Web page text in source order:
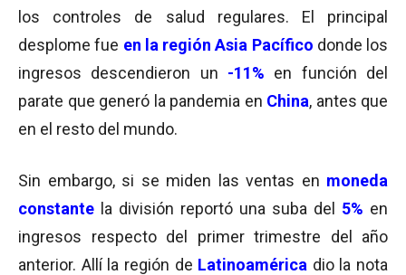
los controles de salud regulares. El principal
desplome fue en la región Asia Pacífico donde los
ingresos descendieron un -11% en función del
parate que generó la pandemia en China, antes que
en el resto del mundo.
Sin embargo, si se miden las ventas en moneda
constante la división reportó una suba del 5% en
ingresos respecto del primer trimestre del año
anterior. Allí la región de Latinoamérica dio la nota